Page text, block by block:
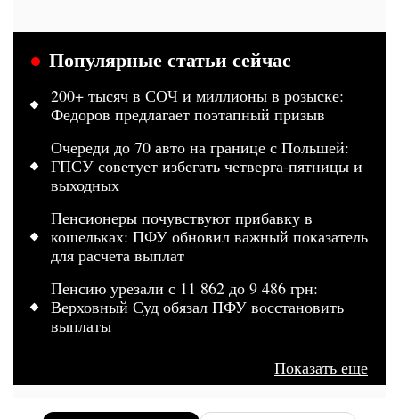
Популярные статьи сейчас
200+ тысяч в СОЧ и миллионы в розыске:
Федоров предлагает поэтапный призыв
Очереди до 70 авто на границе с Польшей:
ГПСУ советует избегать четверга-пятницы и
выходных
Пенсионеры почувствуют прибавку в
кошельках: ПФУ обновил важный показатель
для расчета выплат
Пенсию урезали с 11 862 до 9 486 грн:
Верховный Суд обязал ПФУ восстановить
выплаты
Показать еще